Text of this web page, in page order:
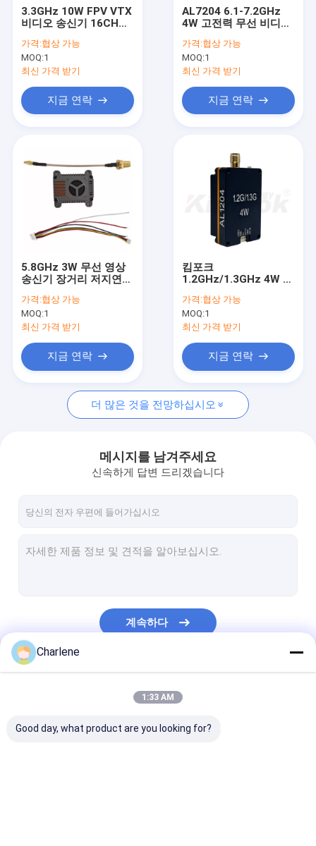
제품 소개
회사 소개
공장 투어
견적 요청
FPV 비디오 송신기
IP 메쉬 라디오
COFDM 비디오 송신기
3.3GHz 10W FPV VTX
비디오 송신기 16CH
가격:협상 가능
MOQ:1
최신 가격 받기
지금 연락
AL7204 6.1-7.2GHz
4W 고전력 무선 비디오
거리 광대역 트랜시버
가격:협상 가능
MOQ:1
최신 가격 받기
지금 연락
5.8GHz 3W 무선 영상
송신기 장거리 저지연
가격:협상 가능
MOQ:1
최신 가격 받기
지금 연락
킴포크
1.2GHz/1.3GHz 4W 무
모듈, 장거리 아날로그
신호 송신기 AL1304
가격:협상 가능
MOQ:1
최신 가격 받기
지금 연락
더 많은 것을 전망하십시오
메시지를 남겨주세요
신속하게 답변 드리겠습니다
계속하다
Charlene
1:33 AM
Good day, what product are you looking for?